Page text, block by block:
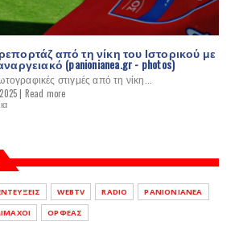
από τη νίκη του Ιστορικού με
(panionianea.gr - photos)
στιγμές από τη νίκη...
| Read more
WEBTV RADIO
PANIONIANEA
ΟΡΦΕΑΣ